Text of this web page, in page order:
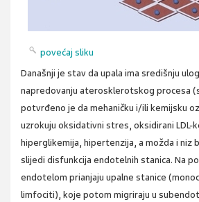
povećaj sliku
Današnji je stav da upala ima središnju
napredovanju aterosklerotskog procesa
potvrđeno je da mehaničku i/ili kemijsku
uzrokuju oksidativni stres, oksidirani
hiperglikemija, hipertenzija, a možda i niz
slijedi disfunkcija endotelnih stanica. Na
endotelom prianjaju upalne stanice
limfociti), koje potom migriraju u